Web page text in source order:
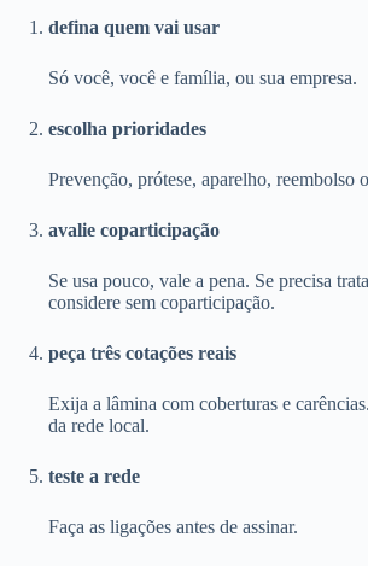
defina quem vai usar
Só você, você e família, ou sua empresa.
escolha prioridades
Prevenção, prótese, aparelho, reembolso
avalie coparticipação
Se usa pouco, vale a pena. Se precisa
considere sem coparticipação.
peça três cotações reais
Exija a lâmina com coberturas e
da rede local.
teste a rede
Faça as ligações antes de assinar.